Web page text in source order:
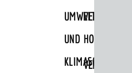
UMWELT-
UND
KLIMASCHUTZ